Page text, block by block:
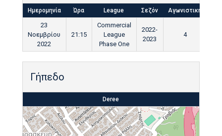
Ημερομηνία Ώρα League Σεζόν Αγωνιστική
23
Νοεμβρίου
2022
21:15
Commercial
League
Phase One
2022-
2023
4
Γήπεδο
Deree